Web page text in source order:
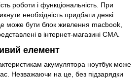
роботи і функціональність. При
необхідність придбати деякі
може бути блок живлення macbook,
в інтернет-магазині СМА.
елемент
акумулятора ноутбук може
Незважаючи на це, без підзарядки